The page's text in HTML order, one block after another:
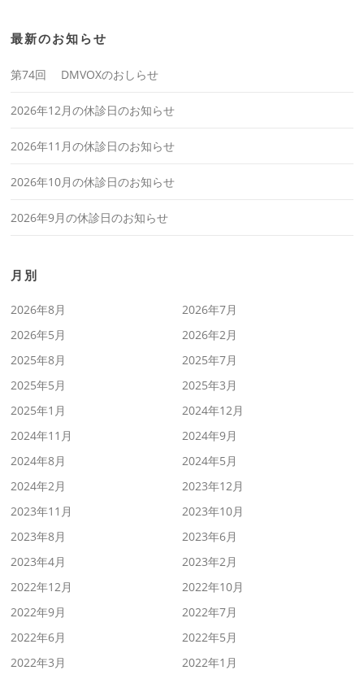
最新のお知らせ
第74回 DMVOXのおしらせ
2026年12月の休診日のお知らせ
2026年11月の休診日のお知らせ
2026年10月の休診日のお知らせ
2026年9月の休診日のお知らせ
月別
2026年8月
2026年7月
2026年5月
2026年2月
2025年8月
2025年7月
2025年5月
2025年3月
2025年1月
2024年12月
2024年11月
2024年9月
2024年8月
2024年5月
2024年2月
2023年12月
2023年11月
2023年10月
2023年8月
2023年6月
2023年4月
2023年2月
2022年12月
2022年10月
2022年9月
2022年7月
2022年6月
2022年5月
2022年3月
2022年1月